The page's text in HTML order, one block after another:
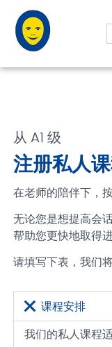
从 A1 级
注册私人
在老师的陪伴下，
无论您是想提高会
帮助您更快地取得
请填写下表，我们
课程安排
我们的私人课程